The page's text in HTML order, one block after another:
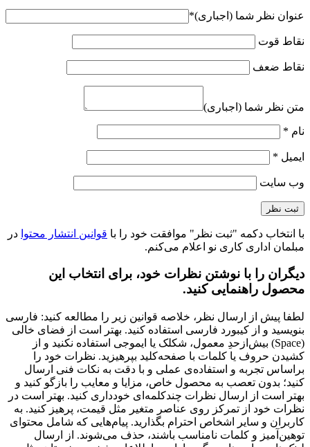
عنوان نظر شما (اجباری)*
نقاط قوت
نقاط ضعف
متن نظر شما (اجباری)
نام *
ایمیل *
وب‌ سایت
با انتخاب دکمه "ثبت نظر" موافقت خود را با قوانین انتشار محتوا در
مبلمان اداری کاری نو اعلام می‌کنم.
دیگران را با نوشتن نظرات خود، برای انتخاب این
محصول راهنمایی کنید.
لطفا پیش از ارسال نظر، خلاصه قوانین زیر را مطالعه کنید: فارسی
بنویسید و از کیبورد فارسی استفاده کنید. بهتر است از فضای خالی
(Space) بیش‌از‌حدِ معمول، شکلک یا ایموجی استفاده نکنید و از
کشیدن حروف یا کلمات با صفحه‌کلید بپرهیزید. نظرات خود را
براساس تجربه و استفاده‌ی عملی و با دقت به نکات فنی ارسال
کنید؛ بدون تعصب به محصول خاص، مزایا و معایب را بازگو کنید و
بهتر است از ارسال نظرات چندکلمه‌‌ای خودداری کنید. بهتر است در
نظرات خود از تمرکز روی عناصر متغیر مثل قیمت، پرهیز کنید. به
کاربران و سایر اشخاص احترام بگذارید. پیام‌هایی که شامل محتوای
توهین‌آمیز و کلمات نامناسب باشند، حذف می‌شوند. از ارسال